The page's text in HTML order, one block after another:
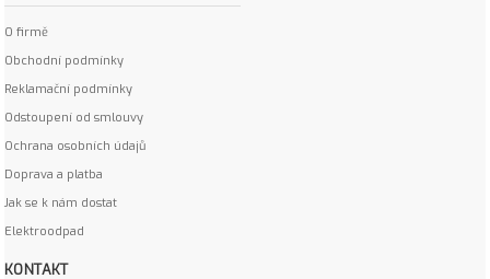
O firmě
Obchodní podmínky
Reklamační podmínky
Odstoupení od smlouvy
Ochrana osobních údajů
Doprava a platba
Jak se k nám dostat
Elektroodpad
KONTAKT